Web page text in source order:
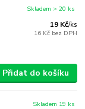
19 Kč/ks
16 Kč bez DPH
Skladem > 20 ks
Přidat do košíku
Skladem 19 ks